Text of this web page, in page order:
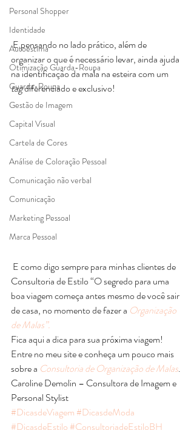
Personal Shopper
Identidade
Autoestima
Otimização Guarda-Roupa
Guarda-Roupa
Gestão de Imagem
Capital Visual
Cartela de Cores
Análise de Coloração Pessoal
Comunicação não verbal
Comunicação
Marketing Pessoal
Marca Pessoal
E pensando no lado prático, além de
organizar o que é necessário levar, ainda ajuda
na identificação da mala na esteira com um
tag diferenciado e exclusivo!
Consultoria de Estilo “O segredo para uma
boa viagem começa antes mesmo de você sair
de casa, no momento de fazer a Organização
de Malas”.
Fica aqui a dica para sua próxima viagem!
Entre no meu site e conheça um pouco mais
sobre a Consultoria de Organização de Malas.
Caroline Demolin – Consultora de Imagem e
Personal Stylist
#DicasdeViagem #DicasdeModa
#DicasdeEstilo #ConsultoriadeEstiloBH